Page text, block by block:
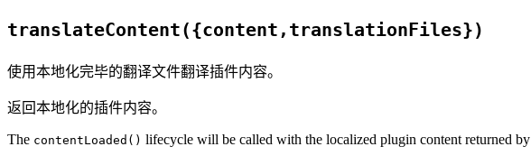
translateContent({content,translationFiles})
使用本地化完毕的翻译文件翻译插件内容。
返回本地化的插件内容。
The contentLoaded() lifecycle will be called with the localized plugin content returned by